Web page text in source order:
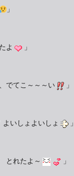
」
よ 」
でてこ～～～い 」
よいしょよいしょ 」
とれたよ～ 」